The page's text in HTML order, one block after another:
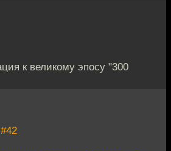
к великому эпосу "300
#42